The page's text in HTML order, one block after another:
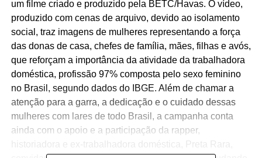
um filme criado e produzido pela BETC/Havas. O vídeo,
produzido com cenas de arquivo, devido ao isolamento
social, traz imagens de mulheres representando a força
das donas de casa, chefes de família, mães, filhas e avós,
que reforçam a importância da atividade da trabalhadora
doméstica, profissão 97% composta pelo sexo feminino
no Brasil, segundo dados do IBGE. Além de chamar a
atenção para a garra, a dedicação e o cuidado dessas
mulheres com lares de todo Brasil, a campanha conta
ainda com o apoio e a participação da rapper,